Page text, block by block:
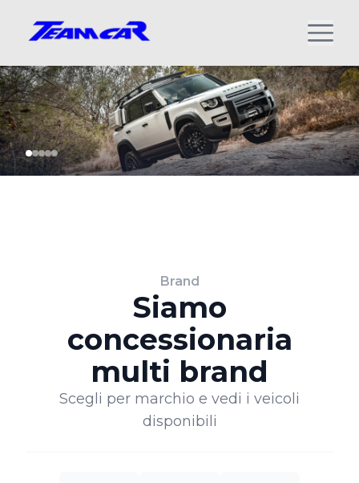
Brand
Siamo
concessionaria
multi brand
Scegli per marchio e vedi i veicoli
disponibili